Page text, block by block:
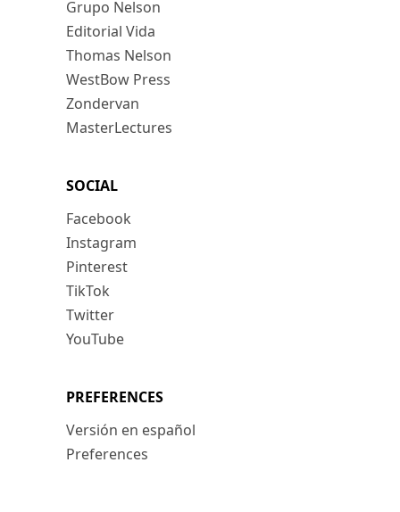
Grupo Nelson
Editorial Vida
Thomas Nelson
WestBow Press
Zondervan
MasterLectures
SOCIAL
Facebook
Instagram
Pinterest
TikTok
Twitter
YouTube
PREFERENCES
Versión en español
Preferences